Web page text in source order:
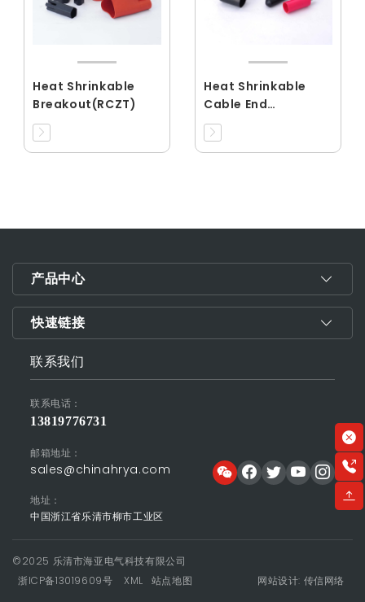
Heat Shrinkable
Breakout(RCZT)
Heat Shrinkable
Cable End
Cap(RCEC)
产品中心
快速链接
联系我们
联系电话：
13819776731
邮箱地址：
sales@chinahrya.com
地址：
中国浙江省乐清市柳市工业区
©2025 乐清市海亚电气科技有限公司
浙ICP备13019609号
XML 站点地图 网站设计: 传信网络